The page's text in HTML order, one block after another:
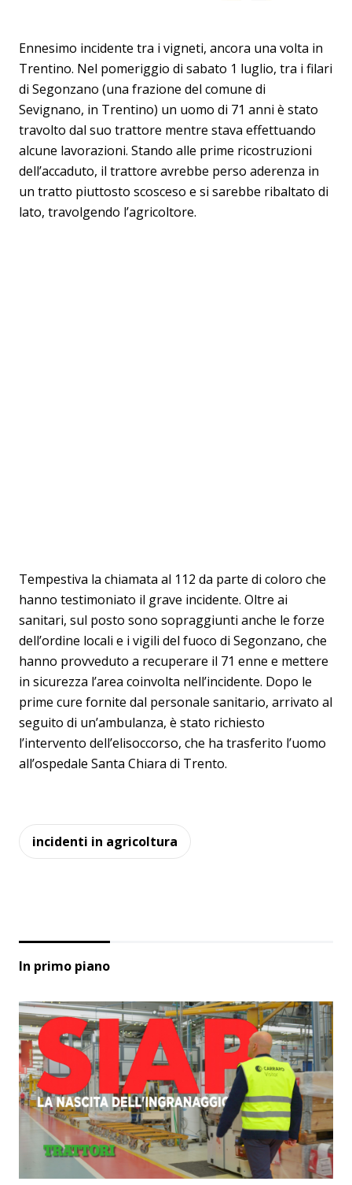
Ennesimo incidente tra i vigneti, ancora una volta in
Trentino. Nel pomeriggio di sabato 1 luglio, tra i filari
di Segonzano (una frazione del comune di
Sevignano, in Trentino) un uomo di 71 anni è stato
travolto dal suo trattore mentre stava effettuando
alcune lavorazioni. Stando alle prime ricostruzioni
dell’accaduto, il trattore avrebbe perso aderenza in
un tratto piuttosto scosceso e si sarebbe ribaltato di
lato, travolgendo l’agricoltore.
Tempestiva la chiamata al 112 da parte di coloro che
hanno testimoniato il grave incidente. Oltre ai
sanitari, sul posto sono sopraggiunti anche le forze
dell’ordine locali e i vigili del fuoco di Segonzano, che
hanno provveduto a recuperare il 71 enne e mettere
in sicurezza l’area coinvolta nell’incidente. Dopo le
prime cure fornite dal personale sanitario, arrivato al
seguito di un’ambulanza, è stato richiesto
l’intervento dell’elisoccorso, che ha trasferito l’uomo
all’ospedale Santa Chiara di Trento.
incidenti in agricoltura
In primo piano